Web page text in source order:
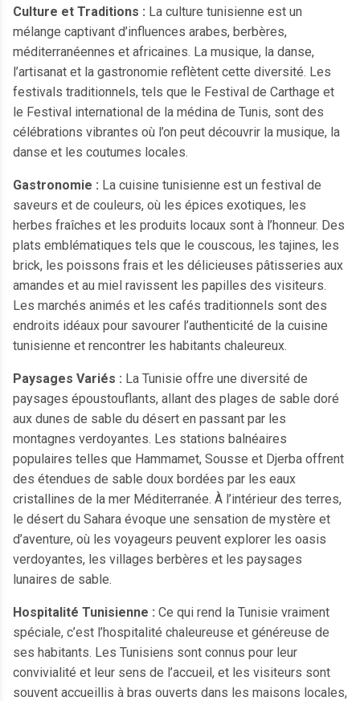
Culture et Traditions : La culture tunisienne est un
mélange captivant d’influences arabes, berbères,
méditerranéennes et africaines. La musique, la danse,
l’artisanat et la gastronomie reflètent cette diversité. Les
festivals traditionnels, tels que le Festival de Carthage et
le Festival international de la médina de Tunis, sont des
célébrations vibrantes où l’on peut découvrir la musique, la
danse et les coutumes locales.
Gastronomie : La cuisine tunisienne est un festival de
saveurs et de couleurs, où les épices exotiques, les
herbes fraîches et les produits locaux sont à l’honneur. Des
plats emblématiques tels que le couscous, les tajines, les
brick, les poissons frais et les délicieuses pâtisseries aux
amandes et au miel ravissent les papilles des visiteurs.
Les marchés animés et les cafés traditionnels sont des
endroits idéaux pour savourer l’authenticité de la cuisine
tunisienne et rencontrer les habitants chaleureux.
Paysages Variés : La Tunisie offre une diversité de
paysages époustouflants, allant des plages de sable doré
aux dunes de sable du désert en passant par les
montagnes verdoyantes. Les stations balnéaires
populaires telles que Hammamet, Sousse et Djerba offrent
des étendues de sable doux bordées par les eaux
cristallines de la mer Méditerranée. À l’intérieur des terres,
le désert du Sahara évoque une sensation de mystère et
d’aventure, où les voyageurs peuvent explorer les oasis
verdoyantes, les villages berbères et les paysages
lunaires de sable.
Hospitalité Tunisienne : Ce qui rend la Tunisie vraiment
spéciale, c’est l’hospitalité chaleureuse et généreuse de
ses habitants. Les Tunisiens sont connus pour leur
convivialité et leur sens de l’accueil, et les visiteurs sont
souvent accueillis à bras ouverts dans les maisons locales,